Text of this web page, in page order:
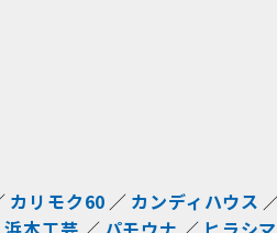
カリモク60
カンディハウス